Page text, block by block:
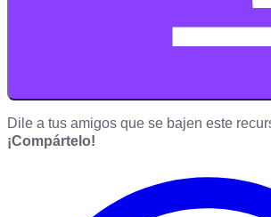
Dile a tus amigos que se bajen este
¡Compártelo!